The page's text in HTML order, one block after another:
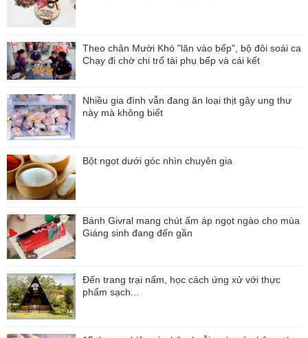
Theo chân Mười Khó "lăn vào bếp", bộ đôi soái ca
Chạy đi chờ chi trổ tài phụ bếp và cái kết
Nhiều gia đình vẫn đang ăn loại thịt gây ung thư
này mà không biết
Bột ngọt dưới góc nhìn chuyên gia
Bánh Givral mang chút ấm áp ngọt ngào cho mùa
Giáng sinh đang đến gần
Đến trang trại nấm, học cách ứng xử với thực
phẩm sạch...